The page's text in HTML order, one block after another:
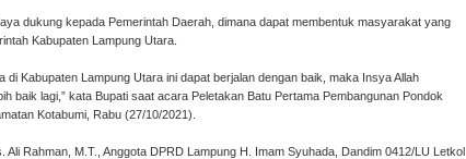
dukung kepada Pemerintah Daerah, dimana dapat membentuk masyarakat yang
Kabupaten Lampung Utara.
Kabupaten Lampung Utara ini dapat berjalan dengan baik, maka Insya Allah
baik lagi,” kata Bupati saat acara Peletakan Batu Pertama Pembangunan Pondok
Kotabumi, Rabu (27/10/2021).
Rahman, M.T., Anggota DPRD Lampung H. Imam Syuhada, Dandim 0412/LU Letkol